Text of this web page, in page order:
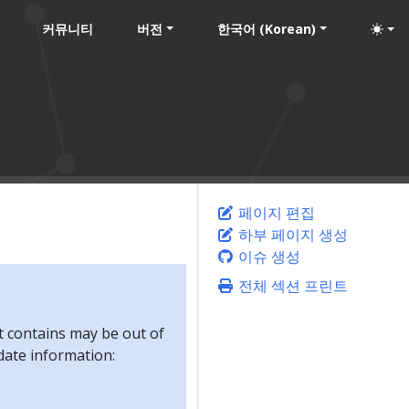
커뮤니티 버전 한국어 (Korean)
페이지 편집
하부 페이지 생성
이슈 생성
전체 섹션 프린트
may be out of
information: